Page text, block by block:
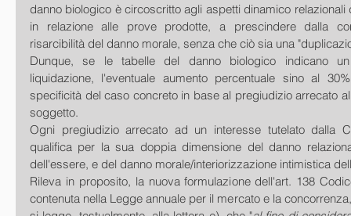
danno biologico è circoscritto agli aspetti dinamico
in relazione alle prove prodotte, a prescindere dalla
risarcibilità del danno morale, senza che ciò sia una
Dunque, se le tabelle del danno biologico indicano
liquidazione, l'eventuale aumento percentuale sino al
specificità del caso concreto in base al pregiudizio arrecato
soggetto.
Ogni pregiudizio arrecato ad un interesse tutelato dalla
qualifica per la sua doppia dimensione del danno
dell'essere, e del danno morale/interiorizzazione intimistica
Rileva in proposito, la nuova formulazione dell'art. 138
contenuta nella Legge annuale per il mercato e la